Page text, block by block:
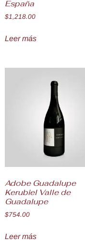
España
$1,218.00
Leer más
Adobe Guadalupe
Kerubiel Valle de
Guadalupe
$754.00
Leer más